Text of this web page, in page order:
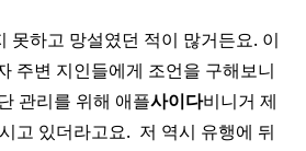
못하고 망설였던 적이 많거든요. 이
주변 지인들에게 조언을 구해보니
관리를 위해 애플사이다비니거 제
고 있더라고요. ​ 저 역시 유행에 뒤